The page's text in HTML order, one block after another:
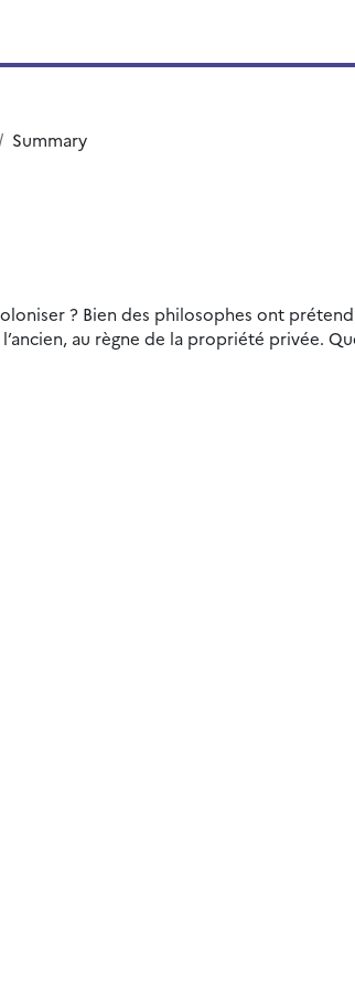
Summary
? Bien des philosophes ont
au règne de la propriété privée.